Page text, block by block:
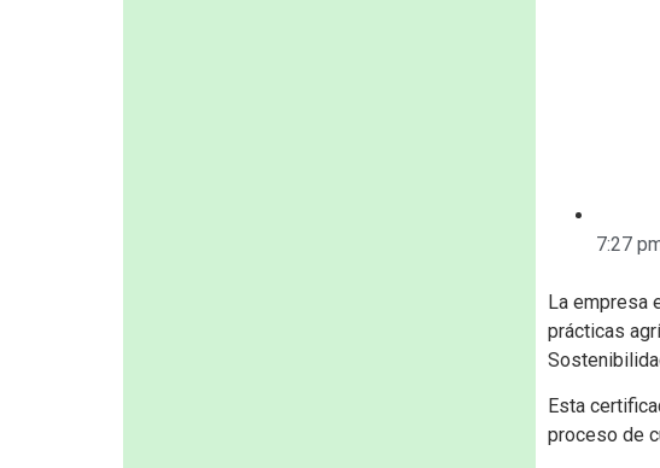
7:27
La empresa
prácticas
Esta
proceso de